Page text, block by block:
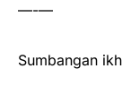
—-—
Sumbangan